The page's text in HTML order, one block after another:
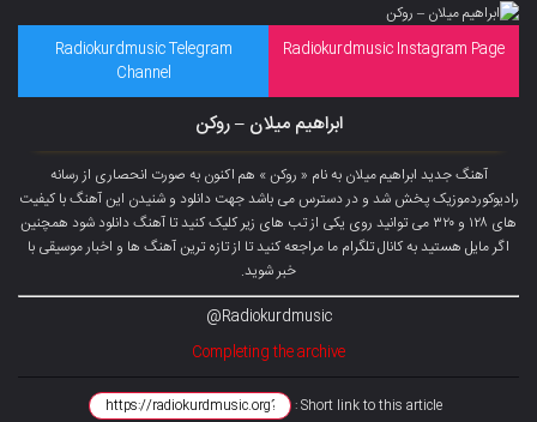
Radiokurdmusic Instagram Page
Radiokurdmusic Telegram
Channel
ابراهیم میلان – روکن
آهنگ جدید ابراهیم میلان به نام « روکن » هم اکنون به صورت انحصاری از رسانه
رادیوکوردموزیک پخش شد و در دسترس می باشد جهت دانلود و شنیدن این آهنگ با کیفیت
های ۱۲۸ و ۳۲۰ می توانید روی یکی از تب های زیر کلیک کنید تا آهنگ دانلود شود همچنین
اگر مایل هستید به کانال تلگرام ما مراجعه کنید تا از تازه ترین آهنگ ها و اخبار موسیقی با
خبر شوید.
Radiokurdmusic@
Completing the archive
Short link to this article :